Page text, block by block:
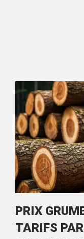
PRIX
TARIFS